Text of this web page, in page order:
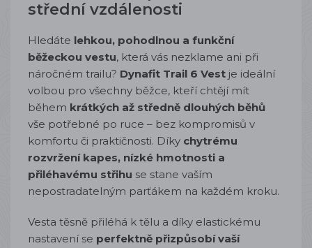
střední vzdálenosti
Hledáte lehkou, pohodlnou a funkční
běžeckou vestu, která vás nezklame ani při
náročném trailu? Dynafit Trail 6 Vest je ideální
volbou pro všechny běžce, kteří chtějí mít
během krátkých až středně dlouhých běhů
vše potřebné po ruce – bez kompromisů v
komfortu či praktičnosti. Díky chytrému
rozvržení kapes, nízké hmotnosti a
přiléhavému střihu se stane vaším
nepostradatelným parťákem na každém kroku.
Vesta těsně přiléhá k tělu a díky elastickému
nastavení se perfektně přizpůsobí vaší